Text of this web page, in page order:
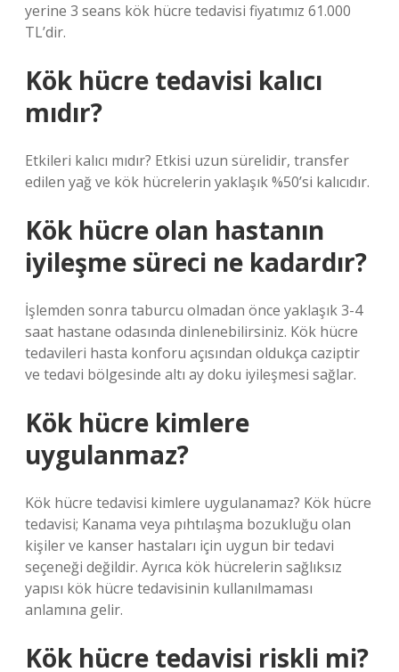
yerine 3 seans kök hücre tedavisi fiyatımız 61.000
TL’dir.
Kök hücre tedavisi kalıcı
mıdır?
Etkileri kalıcı mıdır? Etkisi uzun sürelidir, transfer
edilen yağ ve kök hücrelerin yaklaşık %50’si kalıcıdır.
Kök hücre olan hastanın
iyileşme süreci ne kadardır?
İşlemden sonra taburcu olmadan önce yaklaşık 3-4
saat hastane odasında dinlenebilirsiniz. Kök hücre
tedavileri hasta konforu açısından oldukça caziptir
ve tedavi bölgesinde altı ay doku iyileşmesi sağlar.
Kök hücre kimlere
uygulanmaz?
Kök hücre tedavisi kimlere uygulanamaz? Kök hücre
tedavisi; Kanama veya pıhtılaşma bozukluğu olan
kişiler ve kanser hastaları için uygun bir tedavi
seçeneği değildir. Ayrıca kök hücrelerin sağlıksız
yapısı kök hücre tedavisinin kullanılmaması
anlamına gelir.
Kök hücre tedavisi riskli mi?